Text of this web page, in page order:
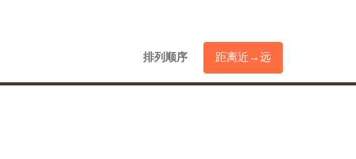
排列顺序 距离近→远